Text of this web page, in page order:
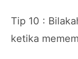
Tip 10 :
ketika